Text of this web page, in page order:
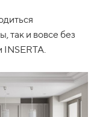
так и вовсе без